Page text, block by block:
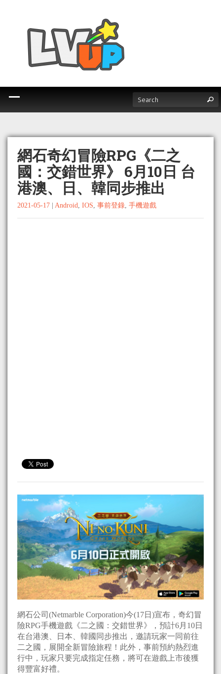
網石奇幻冒險RPG《二之
國：交錯世界》 6月10日 台
港澳、日、韓同步推出
2021-05-17 Android, IOS, 事前登錄, 手機遊戲
網石公司(Netmarble Corporation)今(17日)宣布，奇幻冒
險RPG手機遊戲《二之國：交錯世界》，預計6月10日
在台港澳、日本、韓國同步推出，邀請玩家一同前往
二之國，展開全新冒險旅程！此外，事前預約熱烈進
行中，玩家只要完成指定任務，將可在遊戲上市後獲
得豐富好禮。